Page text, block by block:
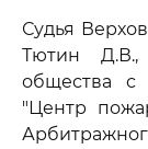
Судья
Тютин Д.В.,
общества с
"Центр